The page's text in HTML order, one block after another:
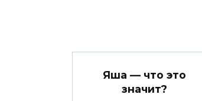
Яша — что это
значит?